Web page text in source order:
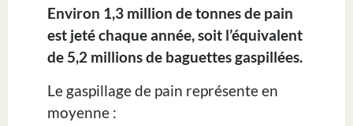
Environ 1,3 million de tonnes de pain
est jeté chaque année, soit l’équivalent
de 5,2 millions de baguettes gaspillées.
Le gaspillage de pain représente en
moyenne :